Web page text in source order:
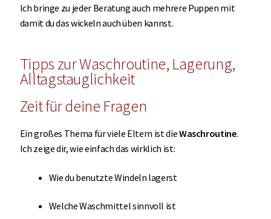
Ich bringe zu jeder Beratung auch mehrere Puppen mit
damit du das wickeln auch üben kannst.
Tipps zur Waschroutine, Lagerung,
Alltagstauglichkeit
Zeit für deine Fragen
Ein großes Thema für viele Eltern ist dieWaschroutine.
Ich zeige dir, wie einfach das wirklich ist:
Wie du benutzte Windeln lagerst
Welche Waschmittel sinnvoll ist